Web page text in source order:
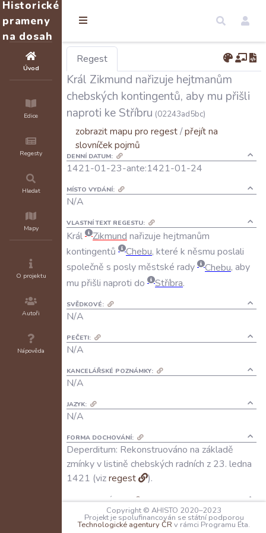
Historické
prameny
na dosah
Úvod
Edice
Regesty
Hledat
Mapy
O projektu
Autoři
Nápověda
Regest
Král Zikmund nařizuje hejtmanům
chebských kontingentů, aby mu přišli
naproti ke Stříbru (02243ad5bc)
zobrazit mapu pro regest/přejít na
slovníček pojmů
DENNÍ DATUM:
1421-01-23-ante:1421-01-24
MÍSTO VYDÁNÍ:
N/A
VLASTNÍ TEXT REGESTU:
Král Zikmund nařizuje hejtmanům
kontingentů
Chebu, které k něsmu poslali
společně s poslyměstské rady Chebu, aby
mu přišli naproti do Stříbra.
SVĚDKOVÉ:
N/A
PEČETI:
N/A
KANCELÁŘSKÉ POZNÁMKY:
N/A
JAZYK:
N/A
FORMA DOCHOVÁNÍ:
Deperditum: Rekonstruováno na základě
zmínky v listině chebských radních z 23. ledna
1421 (vizregest ).
REGESTY A VÝTAHY:
RI XI NB/2, s. 84–85, č. 39
Copyright © AHISTO 2020–2023
Projekt je spolufinancován se státní podporou
Technologické agentury ČR v rámci Programu Éta.